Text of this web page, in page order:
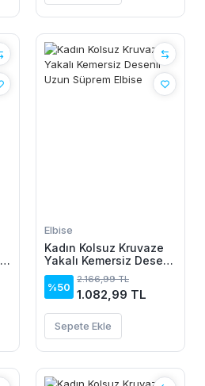
Elbise
Kadın Kolsuz Kruvaze
Yakalı Kemersiz Desenli
Uzun Süprem Elbise
%50
2.166,99 TL
1.082,99 TL
Sepete Ekle